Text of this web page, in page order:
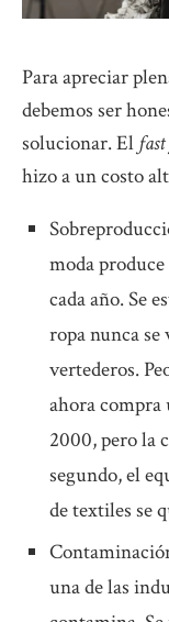
Para apreciar
debemos ser
solucionar. El
hizo a un costo
moda
cada año. Se
ropa nunca se
vertederos.
ahora compra
2000, pero la
segundo, el
de textiles se
una de las